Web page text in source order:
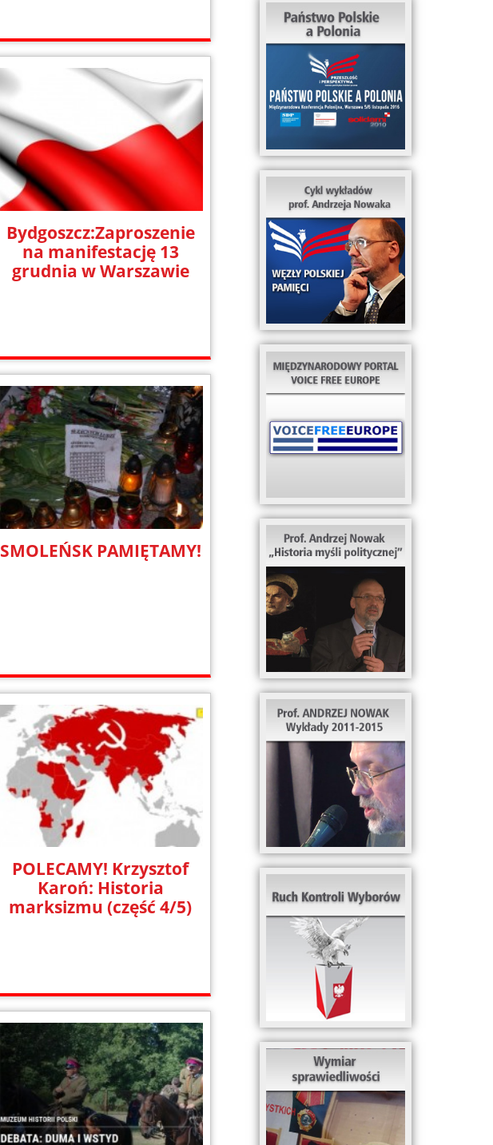
Bydgoszcz:Zaproszenie
na manifestację 13
grudnia w Warszawie
SMOLEŃSK PAMIĘTAMY!
POLECAMY! Krzysztof
Karoń: Historia
marksizmu (część 4/5)